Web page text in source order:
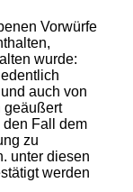
Vorwürfe
wurde:
auch von
geäußert
den Fall dem
zu
unter diesen
werden